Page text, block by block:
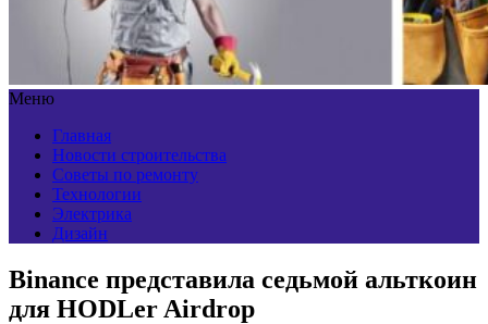
Меню
Главная
Новости строительства
Советы по ремонту
Технологии
Электрика
Дизайн
Binance представила седьмой альткоин
для HODLer Airdrop